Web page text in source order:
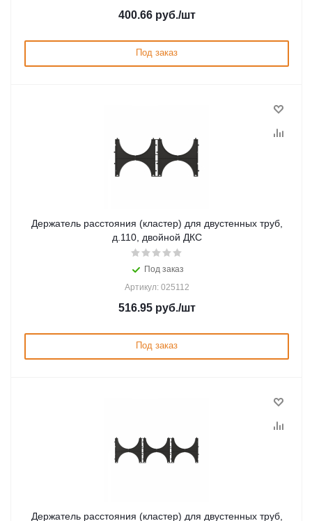
400.66руб./шт
Под заказ
Держатель расстояния (кластер) для двустенных труб,
д.110, двойной ДКС
Под заказ
Артикул: 025112
516.95руб./шт
Под заказ
Держатель расстояния (кластер) для двустенных труб,